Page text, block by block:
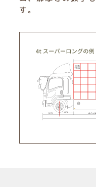
す。